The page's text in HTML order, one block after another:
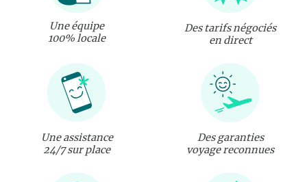
Une équipe
100% locale
Des tarifs négociés
en direct
Une assistance
24/7 sur place
Des garanties
voyage reconnues